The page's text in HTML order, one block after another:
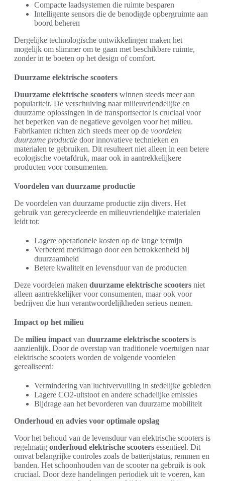
Compacte laadsystemen die ruimte besparen
Intelligente sensors die de benodigde opbergruimte aan
boord beheren
Dergelijke technologische ontwikkelingen maken het
mogelijk om slimmer om te gaan met beschikbare ruimte,
zonder in te boeten op het design of comfort.
Duurzame elektrische scooters
Duurzame elektrische scooters winnen steeds meer aan
populariteit. De verschuiving naar milieuvriendelijke en
duurzame oplossingen in de transportsector is cruciaal voor
het beperken van de negatieve gevolgen voor het milieu.
Fabrikanten richten zich steeds meer op de voordelen
duurzame productie door innovatieve technieken en
materialen te gebruiken. Dit resulteert niet alleen in een betere
ecologische voetafdruk, maar ook in aantrekkelijkere
producten voor consumenten.
Voordelen van duurzame productie
De voordelen van duurzame productie zijn divers. Het
gebruik van gerecycleerde en milieuvriendelijke materialen
leidt tot:
Lagere operationele kosten op de lange termijn
Verbeterd merkimago door een betrokkenheid bij
duurzaamheid
Betere kwaliteit en levensduur van de producten
Deze voordelen maken duurzame elektrische scooters niet
alleen aantrekkelijker voor consumenten, maar ook voor
bedrijven die hun verantwoordelijkheden serieus nemen.
Impact op het milieu
De milieu impact van duurzame elektrische scooters is
aanzienlijk. Door de overstap van traditionele voertuigen naar
elektrische scooters worden de volgende voordelen
gerealiseerd:
Vermindering van luchtvervuiling in stedelijke gebieden
Lagere CO2-uitstoot en andere schadelijke emissies
Bijdrage aan het bevorderen van duurzame mobiliteit
Onderhoud en advies voor optimale opslag
Voor het behoud van de levensduur van elektrische scooters is
regelmatig onderhoud elektrische scooters essentieel. Dit
omvat belangrijke controles zoals de batterijstatus, remmen en
banden. Het schoonhouden van de scooter na gebruik is ook
cruciaal. Door deze handelingen periodiek uit te voeren, kan